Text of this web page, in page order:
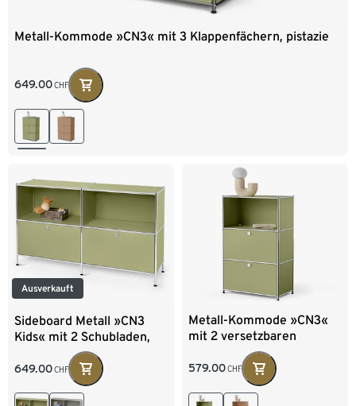
Metall-Kommode »CN3« mit 3 Klappenfächern, pistazie
649.00CHF
Ausverkauft
Sideboard Metall »CN3
Kids« mit 2 Schubladen,
649.00CHF
Metall-Kommode »CN3«
mit 2 versetzbaren
Klappenfächern, pistazie
579.00CHF